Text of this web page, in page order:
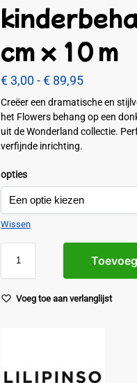
cm x 10 m
€3,00-€ 89,95
Creëer een dramatische en
het Flowers behang op een
uit de Wonderland collectie.
verfijnde inrichting.
opties
Wissen
Voeg toe aan verlanglijst